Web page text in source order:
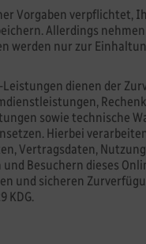
Vorgaben verpflichtet,
Allerdings
werden nur zur
dienen der
sowie technische
Hierbei
Vertragsdaten,
Besuchern dieses
und sicheren
KDG.